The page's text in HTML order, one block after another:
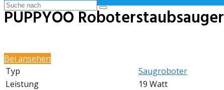
PUPPYOO Roboterstaubsauger
Bei ansehen
Typ
Saugroboter
Leistung
19 Watt